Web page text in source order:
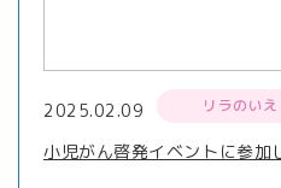
2025.02.09 リラのいえ
小児がん啓発イベントに参加